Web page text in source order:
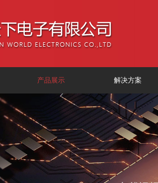
产品展示 解决方案